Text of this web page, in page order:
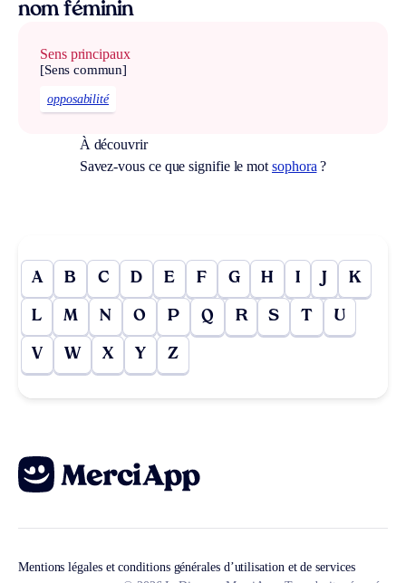
nom féminin
Sens principaux
[Sens commun]
opposabilité
À découvrir
Savez-vous ce que signifie le mot sophora ?
A B C D E F G H I J K
L M N O P Q R S T U
V W X Y Z
Mentions légales et conditions générales d’utilisation et de services